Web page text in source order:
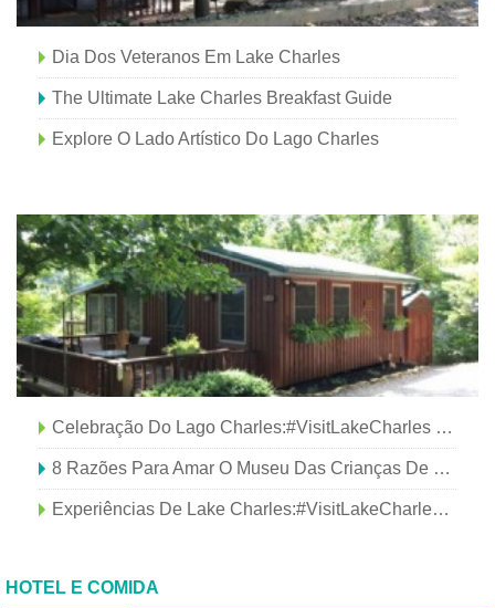
Dia Dos Veteranos Em Lake Charles
The Ultimate Lake Charles Breakfast Guide
Explore O Lado Artístico Do Lago Charles
Celebração Do Lago Charles:#VisitLakeCharles Foto Do Mês
8 Razões Para Amar O Museu Das Crianças De Lake Charles
Experiências De Lake Charles:#VisitLakeCharles Foto Do Mês
HOTEL E COMIDA